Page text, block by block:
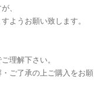
、
ようお願い致します。
理解下さい。
ご了承の上ご購入をお願